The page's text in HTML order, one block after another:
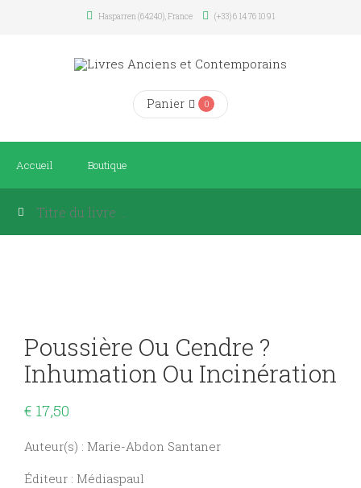
Hasparren (64240), France (+33) 6 14 76 10 91
Panier 0
Accueil Boutique
Poussière Ou Cendre ?
Inhumation Ou Incinération
€ 17,50
Auteur(s) : Marie-Abdon Santaner
Éditeur : Médiaspaul